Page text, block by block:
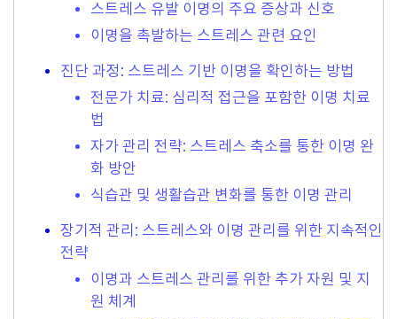
스트레스 유발 이명의 주요 증상과 신호
이명을 촉발하는 스트레스 관련 요인
진단 과정: 스트레스 기반 이명을 확인하는 방법
전문가 치료: 심리적 접근을 포함한 이명 치료
법
자가 관리 전략: 스트레스 축소를 통한 이명 완
화 방안
식습관 및 생활습관 변화를 통한 이명 관리
장기적 관리: 스트레스와 이명 관리를 위한 지속적인
전략
이명과 스트레스 관리를 위한 추가 자원 및 지
원 체계